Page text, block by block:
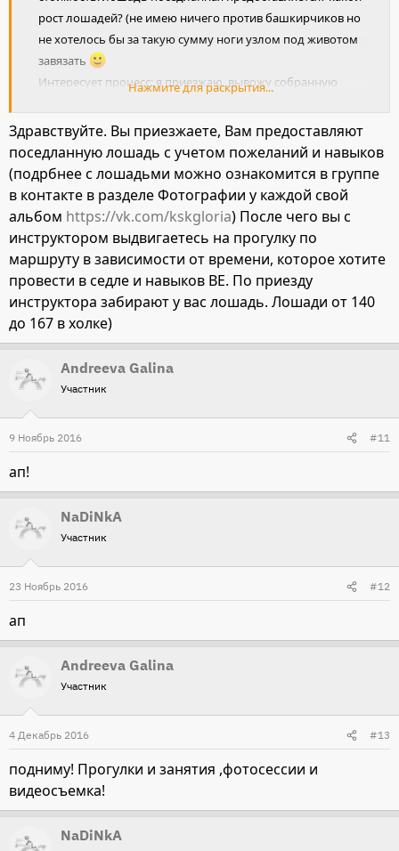
рост лошадей? (не имею ничего против башкирчиков но
не хотелось бы за такую сумму ноги узлом под животом
завязать
Интересует процесс: я приезжаю, вывожу собранную
отдаю лошадь переодеваюсь и уезжаю?
Нажмите для раскрытия...
Здравствуйте. Вы приезжаете, Вам предоставляют
поседланную лошадь с учетом пожеланий и навыков
(подрбнее с лошадьми можно ознакомится в группе
в контакте в разделе Фотографии у каждой свой
альбом https://vk.com/kskgloria) После чего вы с
инструктором выдвигаетесь на прогулку по
маршруту в зависимости от времени, которое хотите
провести в седле и навыков ВЕ. По приезду
инструктора забирают у вас лошадь. Лошади от 140
до 167 в холке)
Andreeva Galina
Участник
9 Ноябрь 2016 #11
ап!
NaDiNkA
Участник
23 Ноябрь 2016 #12
ап
Andreeva Galina
Участник
4 Декабрь 2016 #13
подниму! Прогулки и занятия ,фотосессии и
видеосъемка!
NaDiNkA